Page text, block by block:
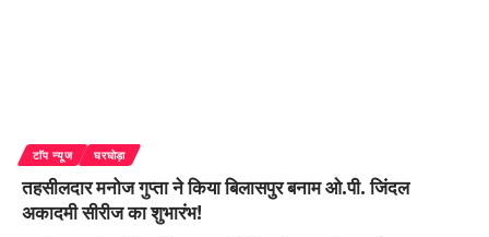
टाॅप न्यूज घरघोड़ा
तहसीलदार मनोज गुप्ता ने किया बिलासपुर बनाम ओ.पी. जिंदल
अकादमी सीरीज का शुभारंभ!